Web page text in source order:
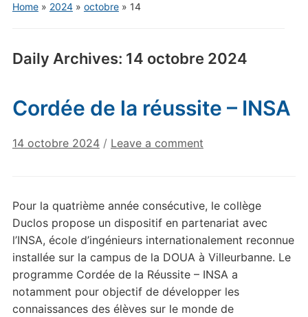
Home» 2024» octobre» 14
Daily Archives: 14 octobre 2024
Cordée de la réussite – INSA
14 octobre 2024 / Leave a comment
Pour la quatrième année consécutive, le collège
Duclos propose un dispositif en partenariat avec
l’INSA, école d’ingénieurs internationalement reconnue
installée sur la campus de la DOUA à Villeurbanne. Le
programme Cordée de la Réussite – INSA a
notamment pour objectif de développer les
connaissances des élèves sur le monde de